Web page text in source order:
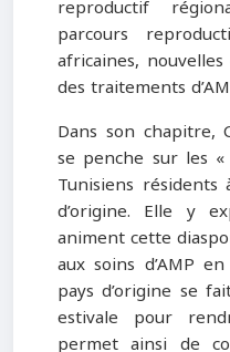
reproductif
parcours
africaines,
des traitements
Dans son chapitre,
se penche sur les
Tunisiens résidents
d’origine. Elle y
animent cette
aux soins d’AMP
pays d’origine se
estivale pour
permet ainsi de